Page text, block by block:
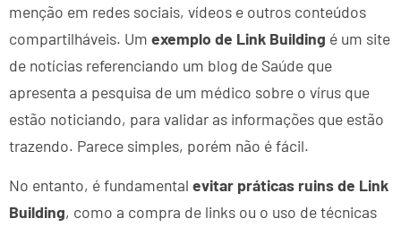
menção em redes sociais, vídeos e outros conteúdos
compartilháveis. Um exemplo de Link Building é um site
de notícias referenciando um blog de Saúde que
apresenta a pesquisa de um médico sobre o vírus que
estão noticiando, para validar as informações que estão
trazendo. Parece simples, porém não é fácil.
No entanto, é fundamental evitar práticas ruins de Link
Building, como a compra de links ou o uso de técnicas